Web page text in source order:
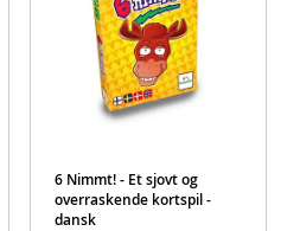
6 Nimmt! - Et sjovt og
overraskende kortspil -
dansk